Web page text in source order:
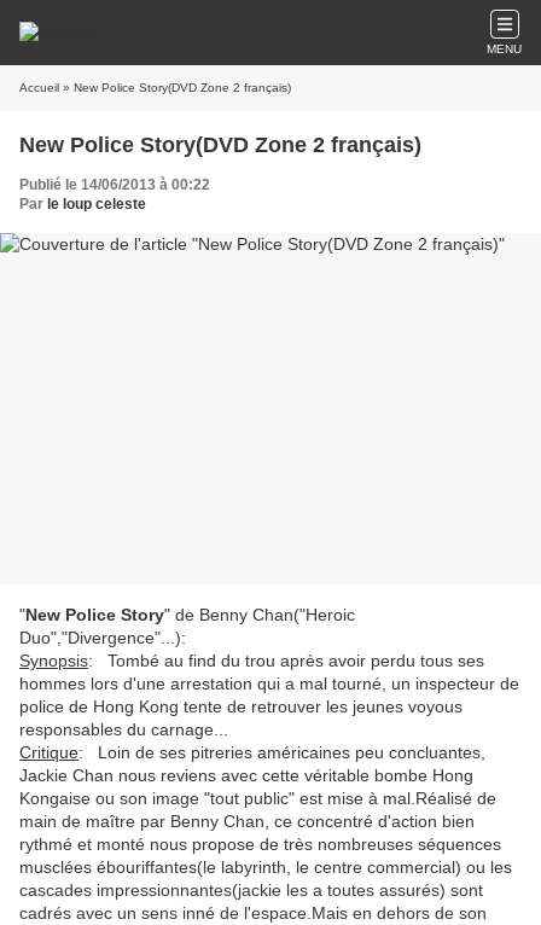
MENU
Accueil » New Police Story(DVD Zone 2 français)
New Police Story(DVD Zone 2 français)
Publié le 14/06/2013 à 00:22
Par le loup celeste
"New Police Story" de Benny Chan("Heroic
Duo","Divergence"...):
Synopsis: Tombé au find du trou après avoir perdu tous ses
hommes lors d'une arrestation qui a mal tourné, un inspecteur de
police de Hong Kong tente de retrouver les jeunes voyous
responsables du carnage...
Critique: Loin de ses pitreries américaines peu concluantes,
Jackie Chan nous reviens avec cette véritable bombe Hong
Kongaise ou son image "tout public" est mise à mal.Réalisé de
main de maître par Benny Chan, ce concentré d'action bien
rythmé et monté nous propose de très nombreuses séquences
musclées ébouriffantes(le labyrinth, le centre commercial) ou les
cascades impressionnantes(jackie les a toutes assurés) sont
cadrés avec un sens inné de l'espace.Mais en dehors de son